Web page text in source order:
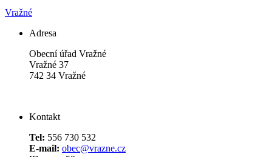
Vražné
Adresa
Obecní úřad Vražné
Vražné 37
742 34 Vražné
Kontakt
Tel: 556 730 532
E-mail: obec@vrazne.cz